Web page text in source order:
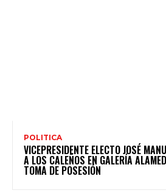
POLITICA
VICEPRESIDENTE ELECTO JOSÉ
A LOS CALEÑOS EN GALERÍA
TOMA DE POSESIÓN